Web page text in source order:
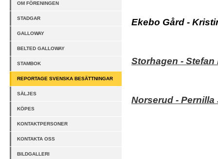
OM FÖRENINGEN
STADGAR
GALLOWAY
BELTED GALLOWAY
STAMBOK
REPORTAGE SVENSKA BESÄTTNINGAR
SÄLJES
KÖPES
KONTAKTPERSONER
KONTAKTA OSS
BILDGALLERI
Ekebo Gård -
Storhagen - Stefan
Norserud - Pernilla